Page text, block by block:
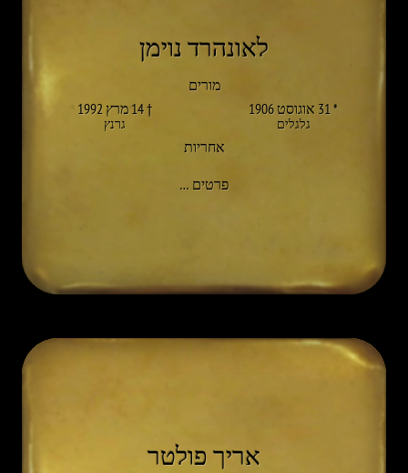
לאונהרד נוימן
מורים
* 31 אוגוסט 1906
גלגלים
† 14 מרץ 1992
גרנץ
אחריות
פרטים …
אריך פולטר